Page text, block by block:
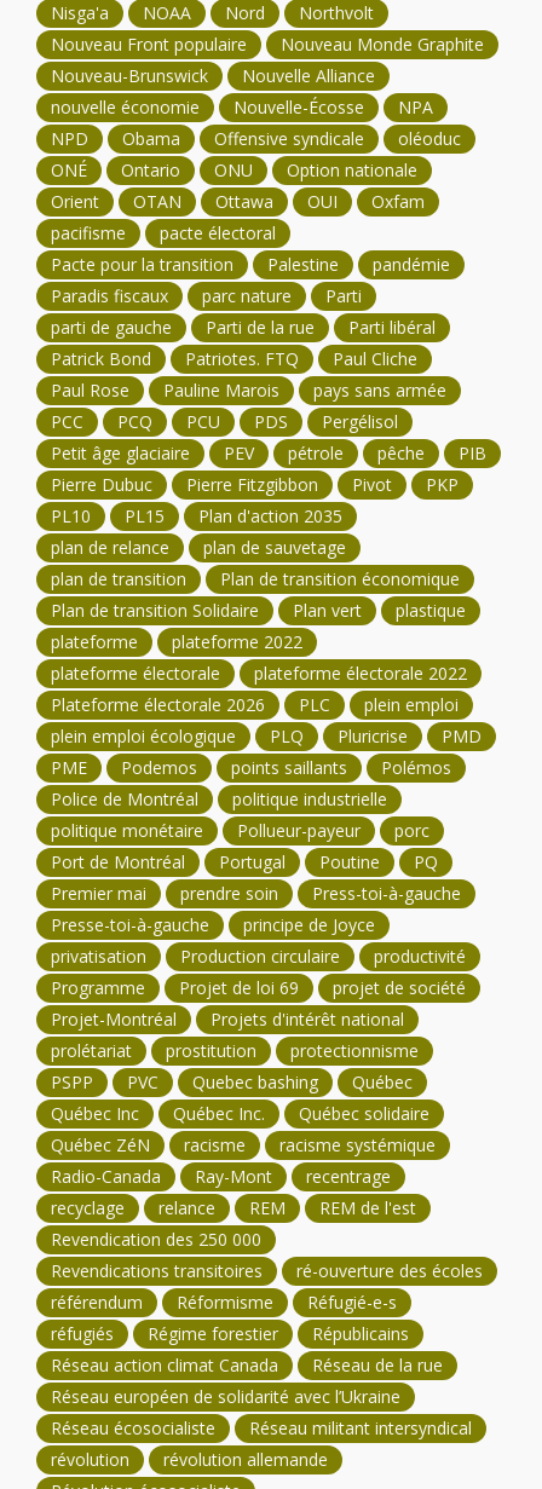
Nisga'a
NOAA Nord
Northvolt
Nouveau Front populaire
Nouveau Monde Graphite
Nouveau-Brunswick
Nouvelle Alliance
nouvelle économie
Nouvelle-Écosse
NPA
NPD
Obama Offensive syndicale
oléoduc
ONÉ
Ontario ONU
Option nationale
Orient
OTAN Ottawa OUI
Oxfam
pacifisme
pacte électoral
Pacte pour la transition
Palestine
pandémie
Paradis fiscaux
parc nature
Parti
parti de gauche
Parti de la rue
Parti libéral
Patrick Bond
Patriotes. FTQ
Paul Cliche
Paul Rose
Pauline Marois
pays sans armée
PCC
PCQ PCU PDS
Pergélisol
Petit âge glaciaire
PEV pétrole pêche
PIB
Pierre Dubuc
Pierre Fitzgibbon Pivot
PKP
PL10
PL15
Plan d'action 2035
plan de relance
plan de sauvetage
plan de transition
Plan de transition économique
Plan de transition Solidaire
Plan vert
plastique
plateforme
plateforme 2022
plateforme électorale
plateforme électorale 2022
Plateforme électorale 2026
PLC
plein emploi
plein emploi écologique
PLQ Pluricrise
PMD
PME
Podemos points saillants
Polémos
Police de Montréal
politique industrielle
politique monétaire
Pollueur-payeur
porc
Port de Montréal
Portugal Poutine
PQ
Premier mai
prendre soin
Press-toi-à-gauche
Presse-toi-à-gauche
principe de Joyce
privatisation
Production circulaire
productivité
Programme
Projet de loi 69
projet de société
Projet-Montréal
Projets d'intérêt national
prolétariat
prostitution
protectionnisme
PSPP
PVC Quebec bashing
Québec
Québec Inc
Québec Inc.
Québec solidaire
Québec ZéN
racisme
racisme systémique
Radio-Canada
Ray-Mont
recentrage
recyclage
relance REM
REM de l'est
Revendication des 250 000
Revendications transitoires
ré-ouverture des écoles
référendum
Réformisme
Réfugié-e-s
réfugiés
Régime forestier
Républicains
Réseau action climat Canada
Réseau de la rue
Réseau européen de solidarité avec l’Ukraine
Réseau écosocialiste
Réseau militant intersyndical
révolution
révolution allemande